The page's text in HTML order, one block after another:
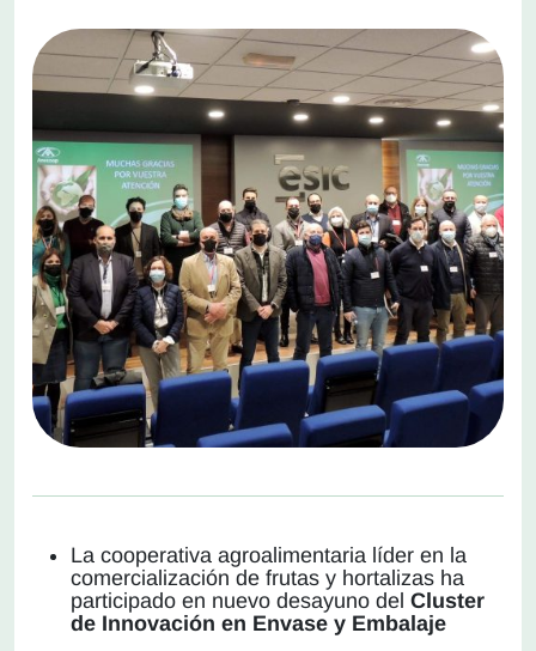
La cooperativa agroalimentaria líder en la
comercialización de frutas y hortalizas ha
participado en nuevo desayuno del Cluster
de Innovación en Envase y Embalaje